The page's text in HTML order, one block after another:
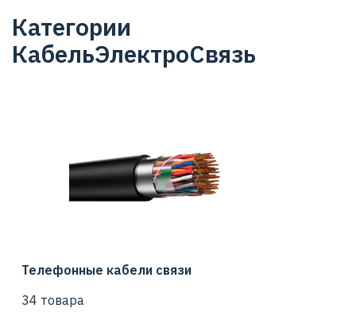
Категории
КабельЭлектроСвязь
Телефонные кабели связи
34 товара